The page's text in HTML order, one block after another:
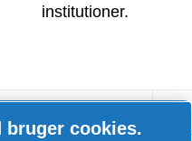
institutioner.
bruger cookies.